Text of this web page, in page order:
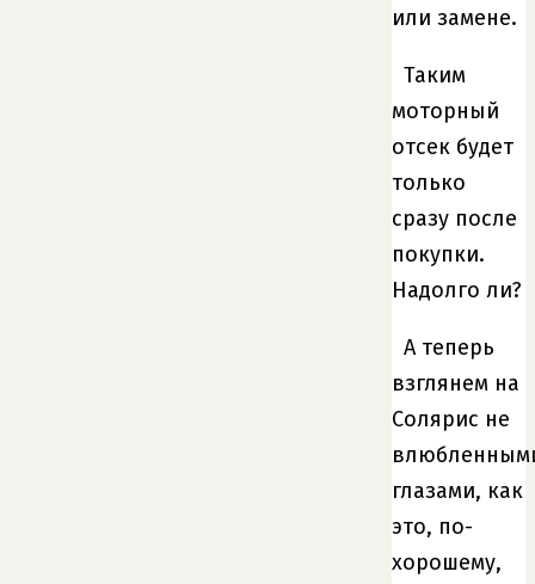
или замене.
Таким
моторный
отсек будет
только
сразу после
покупки.
Надолго ли?
А теперь
взглянем на
Солярис не
глазами, как
это, по-
хорошему,